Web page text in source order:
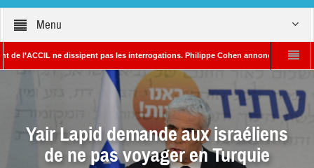
Menu
ne dissipent pas les interrogations. Philippe Cohen annonce se réserver le
– Rédacteur en chef d’Israël Actualités L’Iran menace de frapper Tel-
Yair Lapid demande aux israéliens
de ne pas voyager en Turquie